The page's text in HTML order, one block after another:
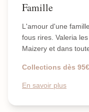
Famille
L'amour d'une
fous rires. Valeria
Maizery et dans
Collections dès 95€
En savoir plus